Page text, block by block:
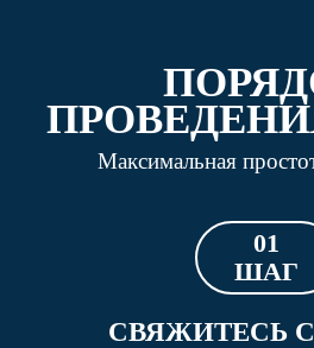
Максимальная
01
ШАГ
СВЯЖИТЕСЬ